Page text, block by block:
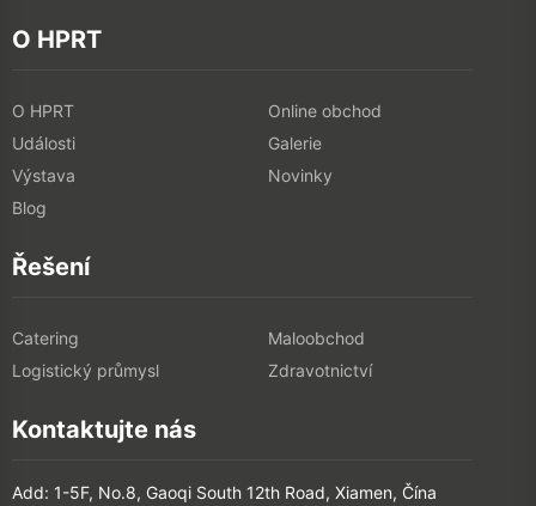
O HPRT
O HPRT
Online obchod
Události
Galerie
Výstava
Novinky
Blog
Řešení
Catering
Maloobchod
Logistický průmysl
Zdravotnictví
Kontaktujte nás
Add: 1-5F, No.8, Gaoqi South 12th Road, Xiamen, Čína